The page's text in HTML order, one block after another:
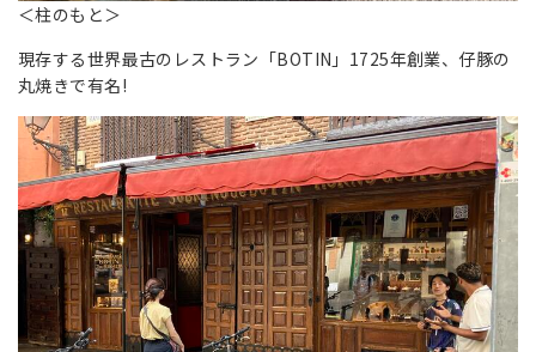
＜柱のもと＞
現存する世界最古のレストラン「BOTIN」1725年創業、仔豚の
丸焼きで有名!